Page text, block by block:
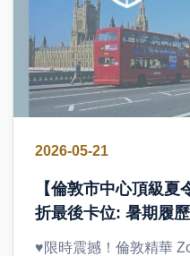
2026-05-21
【倫敦市中心頂級
折最後卡位: 暑期履
♥限時震撼！倫敦精華